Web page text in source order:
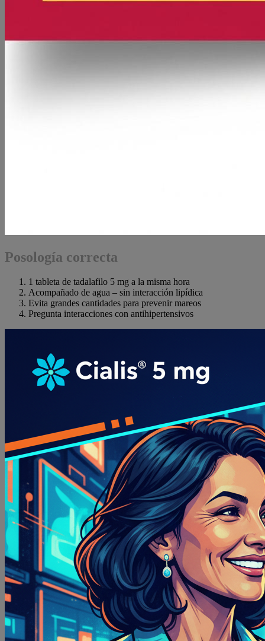
Posología correcta
1 tableta de tadalafilo 5 mg a la misma hora
Acompañado de agua – sin interacción lipídica
Evita grandes cantidades para prevenir mareos
Pregunta interacciones con antihipertensivos